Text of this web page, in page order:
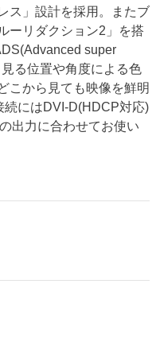
ス」設計を採用。またブ
ーリダクション2」を搭
super
る位置や角度による色
こから見ても映像を鮮明
にはDVI-D(HDCP対応)
出力に合わせてお使い